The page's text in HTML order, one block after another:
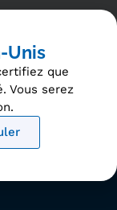
Unis
que
Vous serez